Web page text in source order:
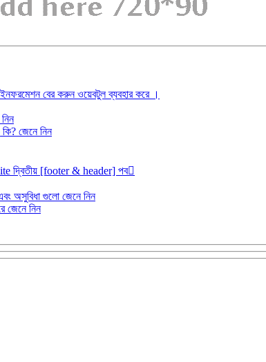
বের করুন ওয়েবটুল ব্যবহার করে ।
জেনে নিন
দ্বিতীয় [footer & header] পব
অসুবিধা গুলো জেনে নিন
জেনে নিন